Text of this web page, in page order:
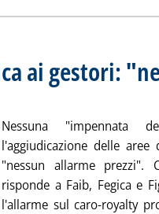
ai gestori:
marzo 2008 alle 11.49.
Nessuna "impennata
l'aggiudicazione delle
"nessun allarme prezzi".
risponde a Faib, Fegica e
l'allarme sul caro-royalty